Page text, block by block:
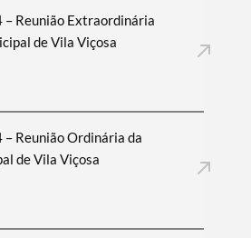
– Reunião Extraordinária
de Vila Viçosa
Reunião Ordinária da
de Vila Viçosa